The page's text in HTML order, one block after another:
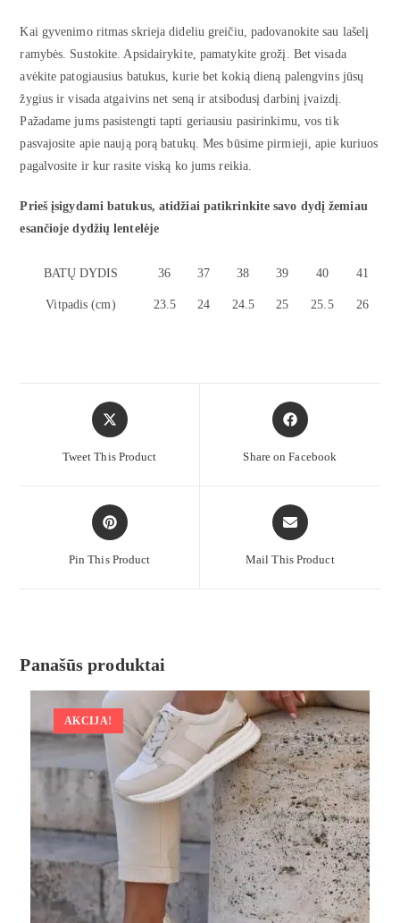
Kai gyvenimo ritmas skrieja dideliu greičiu, padovanokite sau lašelį
ramybės. Sustokite. Apsidairykite, pamatykite grožį. Bet visada
avėkite patogiausius batukus, kurie bet kokią dieną palengvins jūsų
žygius ir visada atgaivins net seną ir atsibodusį darbinį įvaizdį.
Pažadame jums pasistengti tapti geriausiu pasirinkimu, vos tik
pasvajosite apie naują porą batukų. Mes būsime pirmieji, apie kuriuos
pagalvosite ir kur rasite viską ko jums reikia.
Prieš įsigydami batukus, atidžiai patikrinkite savo dydį žemiau
esančioje dydžių lentelėje
BATŲ DYDIS 36 37 38 39 40 41
Vitpadis (cm) 23.5 24 24.5 25 25.5 26
Tweet This Product Share on Facebook
Pin This Product Mail This Product
Panašūs produktai
AKCIJA!